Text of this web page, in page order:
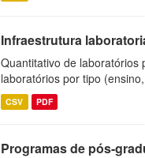
Infraestrutura
Quantitativo de laboratórios
laboratórios por tipo
CSV PDF
Programas de pós-